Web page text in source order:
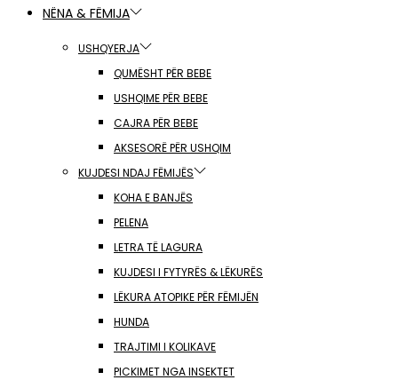
NËNA & FËMIJA
USHQYERJA
QUMËSHT PËR BEBE
USHQIME PËR BEBE
CAJRA PËR BEBE
AKSESORË PËR USHQIM
KUJDESI NDAJ FËMIJËS
KOHA E BANJËS
PELENA
LETRA TË LAGURA
KUJDESI I FYTYRËS & LËKURËS
LËKURA ATOPIKE PËR FËMIJËN
HUNDA
TRAJTIMI I KOLIKAVE
PICKIMET NGA INSEKTET